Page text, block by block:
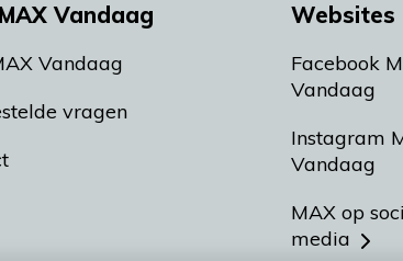
Vandaag
Vandaag
vragen
Websites
Facebook
Vandaag
Instagram
Vandaag
MAX op
media